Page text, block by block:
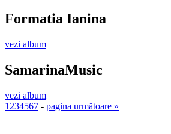
Formatia Ianina
vezi album
SamarinaMusic
vezi album
1 234567 - pagina următoare »